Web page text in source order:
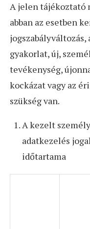
A jelen tájékoztató
abban az esetben
gyakorlat, új,
tevékenység,
kockázat vagy az
szükség van.
A kezelt
adatkezelés
időtartama